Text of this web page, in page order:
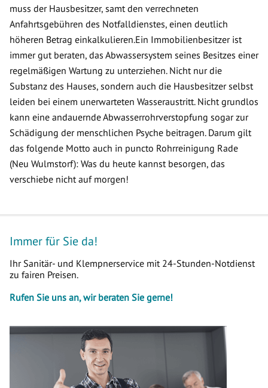
muss der Hausbesitzer, samt den verrechneten
Anfahrtsgebühren des Notfalldienstes, einen deutlich
höheren Betrag einkalkulieren.Ein Immobilienbesitzer ist
immer gut beraten, das Abwassersystem seines Besitzes einer
regelmäßigen Wartung zu unterziehen. Nicht nur die
Substanz des Hauses, sondern auch die Hausbesitzer selbst
leiden bei einem unerwarteten Wasseraustritt. Nicht grundlos
kann eine andauernde Abwasserrohrverstopfung sogar zur
Schädigung der menschlichen Psyche beitragen. Darum gilt
das folgende Motto auch in puncto Rohrreinigung Rade
(Neu Wulmstorf): Was du heute kannst besorgen, das
verschiebe nicht auf morgen!
Immer für Sie da!
Ihr Sanitär- und Klempnerservice mit 24-Stunden-Notdienst
zu fairen Preisen.
Rufen Sie uns an, wir beraten Sie gerne!